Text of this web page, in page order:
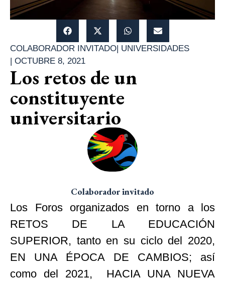
COLABORADOR INVITADO UNIVERSIDADES
OCTUBRE 8, 2021
Los retos de un
constituyente
universitario
Colaborador invitado
Los Foros organizados en torno a los
RETOS DE LA EDUCACIÓN
SUPERIOR, tanto en su ciclo del 2020,
EN UNA ÉPOCA DE CAMBIOS; así
como del 2021, HACIA UNA NUEVA